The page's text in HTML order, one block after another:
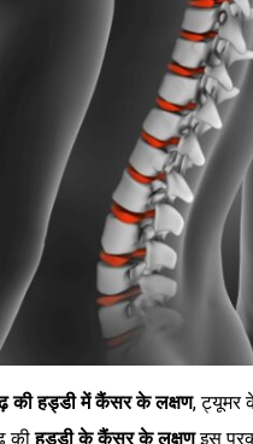
की हड्डी में कैंसर के लक्षण, ट्यूमर
कीहड्डी के कैंसर के लक्षणइस